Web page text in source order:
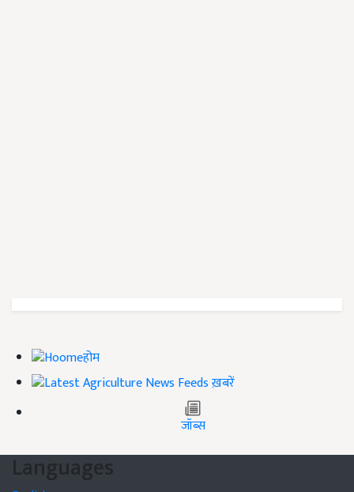
होम
ख़बरें
जॉब्स
Languages